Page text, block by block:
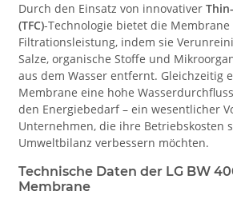
Durch den Einsatz von innovativer
(TFC)-Technologie bietet die
Filtrationsleistung, indem sie
Salze, organische Stoffe und
aus dem Wasser entfernt. Gleichzeitig
Membrane eine hohe
den Energiebedarf – ein wesentlicher
Unternehmen, die ihre Betriebskosten
Umweltbilanz verbessern möchten.
Technische Daten der LG BW
Membrane